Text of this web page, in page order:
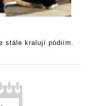
stále kralují pódiím.